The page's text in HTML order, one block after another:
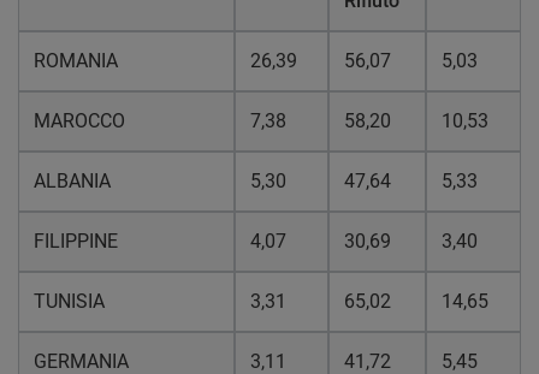
ROMANIA 26,39 56,07 5,03
MAROCCO 7,38 58,20 10,53
ALBANIA 5,30 47,64 5,33
FILIPPINE 4,07 30,69 3,40
TUNISIA 3,31 65,02 14,65
GERMANIA 3,11 41,72 5,45